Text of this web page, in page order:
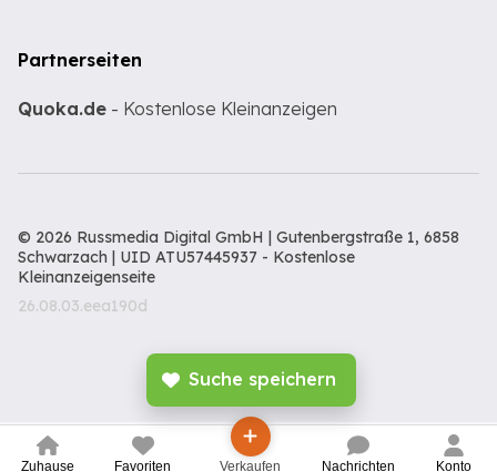
Suche speichern
Zuhause Favoriten Verkaufen Nachrichten Konto
Partnerseiten
Quoka.de - Kostenlose Kleinanzeigen
© 2026 Russmedia Digital GmbH | Gutenbergstraße 1, 6858
Schwarzach | UID ATU57445937 - Kostenlose
Kleinanzeigenseite
26.08.03.eea190d